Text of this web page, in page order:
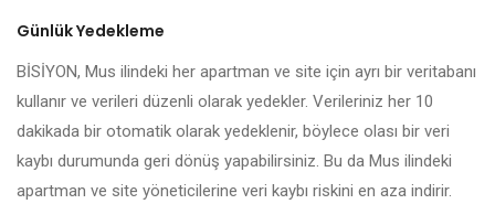
Günlük Yedekleme
BİSİYON, Mus ilindeki her apartman ve site için ayrı bir veritabanı
kullanır ve verileri düzenli olarak yedekler. Verileriniz her 10
dakikada bir otomatik olarak yedeklenir, böylece olası bir veri
kaybı durumunda geri dönüş yapabilirsiniz. Bu da Mus ilindeki
apartman ve site yöneticilerine veri kaybı riskini en aza indirir.